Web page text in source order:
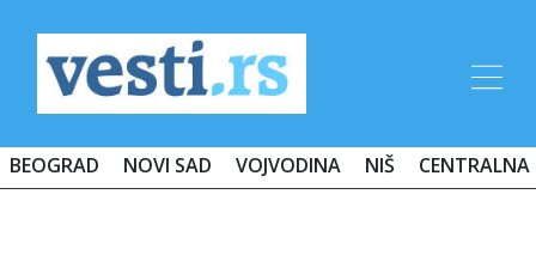
BEOGRAD NOVI SAD VOJVODINA NIŠ CENTRALNA